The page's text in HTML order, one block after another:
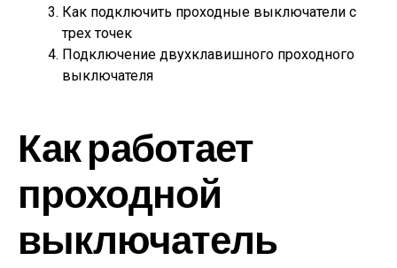
Как подключить проходные выключатели с
трех точек
Подключение двухклавишного проходного
выключателя
Как работает
проходной
выключатель